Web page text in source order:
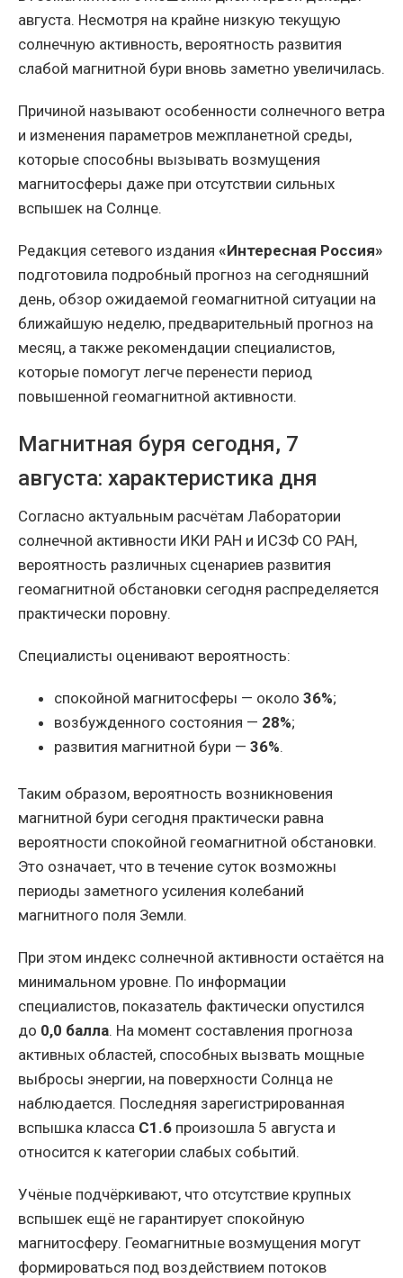
августа. Несмотря на крайне низкую текущую
солнечную активность, вероятность развития
слабой магнитной бури вновь заметно увеличилась.
Причиной называют особенности солнечного ветра
и изменения параметров межпланетной среды,
которые способны вызывать возмущения
магнитосферы даже при отсутствии сильных
вспышек на Солнце.
Редакция сетевого издания «Интересная Россия»
подготовила подробный прогноз на сегодняшний
день, обзор ожидаемой геомагнитной ситуации на
ближайшую неделю, предварительный прогноз на
месяц, а также рекомендации специалистов,
которые помогут легче перенести период
повышенной геомагнитной активности.
Магнитная буря сегодня, 7
августа: характеристика дня
Согласно актуальным расчётам Лаборатории
солнечной активности ИКИ РАН и ИСЗФ СО РАН,
вероятность различных сценариев развития
геомагнитной обстановки сегодня распределяется
практически поровну.
Специалисты оценивают вероятность:
спокойной магнитосферы — около 36%;
возбужденного состояния — 28%;
развития магнитной бури — 36%.
Таким образом, вероятность возникновения
магнитной бури сегодня практически равна
вероятности спокойной геомагнитной обстановки.
Это означает, что в течение суток возможны
периоды заметного усиления колебаний
магнитного поля Земли.
При этом индекс солнечной активности остаётся на
минимальном уровне. По информации
специалистов, показатель фактически опустился
до 0,0 балла. На момент составления прогноза
активных областей, способных вызвать мощные
выбросы энергии, на поверхности Солнца не
наблюдается. Последняя зарегистрированная
вспышка класса C1.6 произошла 5 августа и
относится к категории слабых событий.
Учёные подчёркивают, что отсутствие крупных
вспышек ещё не гарантирует спокойную
магнитосферу. Геомагнитные возмущения могут
формироваться под воздействием потоков